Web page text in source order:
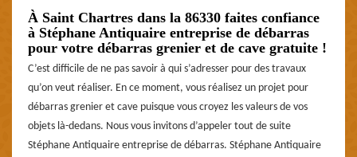
À Saint Chartres dans la 86330 faites confiance
à Stéphane Antiquaire entreprise de débarras
pour votre débarras grenier et de cave gratuite !
C’est difficile de ne pas savoir à qui s’adresser pour des travaux
qu’on veut réaliser. En ce moment, vous réalisez un projet pour
débarras grenier et cave puisque vous croyez les valeurs de vos
objets là-dedans. Nous vous invitons d’appeler tout de suite
Stéphane Antiquaire entreprise de débarras. Stéphane Antiquaire